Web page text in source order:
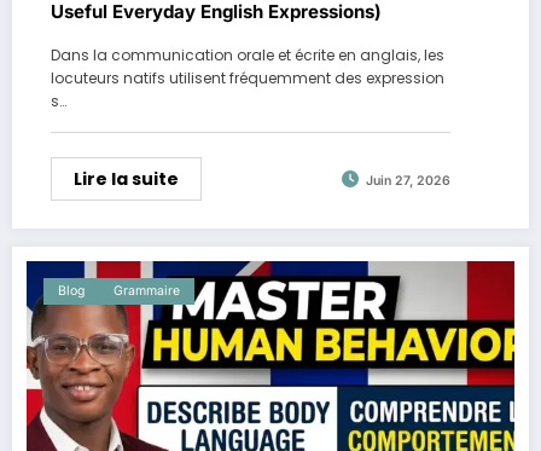
Useful Everyday English Expressions)
Dans la communication orale et écrite en anglais, les
locuteurs natifs utilisent fréquemment des expression
s…
Lire la suite Juin 27, 2026
Blog Grammaire